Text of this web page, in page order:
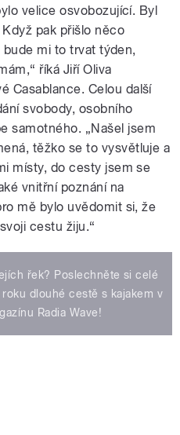
velice osvobozující. Byl
pak přišlo něco
bude mi to trvat týden,
říká Jiří Oliva
Casablance. Celou další
svobody, osobního
samotného. „Našel jsem
těžko se to vysvětluje a
místy, do cesty jsem se
vnitřní poznání na
mě bylo uvědomit si, že
cestu žiju.“
řek? Poslechněte si celé
dlouhé cestě s kajakem v
Radia Wave!